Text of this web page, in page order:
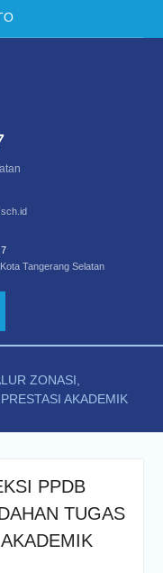
Tangerang Selatan
ZONASI,
AKADEMIK
PPDB
TUGAS